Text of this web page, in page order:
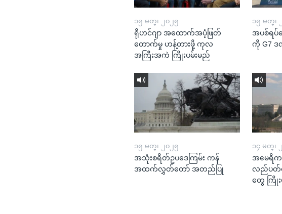
၁၅ မတ္၊ ၂၀၂၅
ရိုဟင်ဂျာ အထောက်အပံ့ဖြတ်
တောက်မှု ဟန့်တားဖို့ ကုလ
အကြီးအကဲ ကြိုးပမ်းမည်
၁၅ မတ္၊
အပစ်ရပ်
ကို G7
၁၅ မတ္၊ ၂၀၂၅
အသုံးစရိတ်ဥပဒေကြမ်း ကန်
အထက်လွှတ်တော် အတည်ပြု
၁၄ မတ္၊
အမေရိ
လည်ပတ်
တွေ ကြိုး